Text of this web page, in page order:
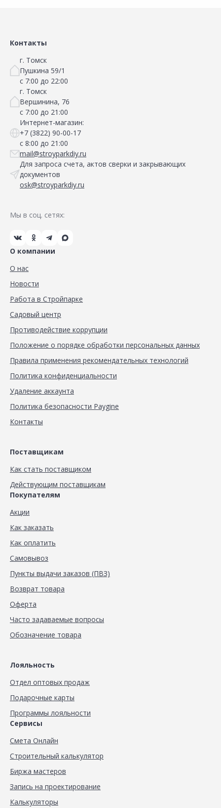
Контакты
г. Томск
Пушкина 59/1
с 7:00 до 22:00
г. Томск
Вершинина, 76
с 7:00 до 21:00
Интернет-магазин:
+7 (3822) 90-00-17
с 8:00 до 21:00
mail@stroyparkdiy.ru
Для запроса счета, актов сверки и закрывающих
документов
osk@stroyparkdiy.ru
Мы в соц. сетях:
О компании
О нас
Новости
Работа в Стройпарке
Садовый центр
Противодействие коррупции
Положение о порядке обработки персональных данных
Правила применения рекомендательных технологий
Политика конфиденциальности
Удаление аккаунта
Политика безопасности Paygine
Контакты
Поставщикам
Как стать поставщиком
Действующим поставщикам
Покупателям
Акции
Как заказать
Как оплатить
Самовывоз
Пункты выдачи заказов (ПВЗ)
Возврат товара
Оферта
Часто задаваемые вопросы
Обозначение товара
Лояльность
Отдел оптовых продаж
Подарочные карты
Программы лояльности
Сервисы
Смета Онлайн
Строительный калькулятор
Биржа мастеров
Запись на проектирование
Калькуляторы